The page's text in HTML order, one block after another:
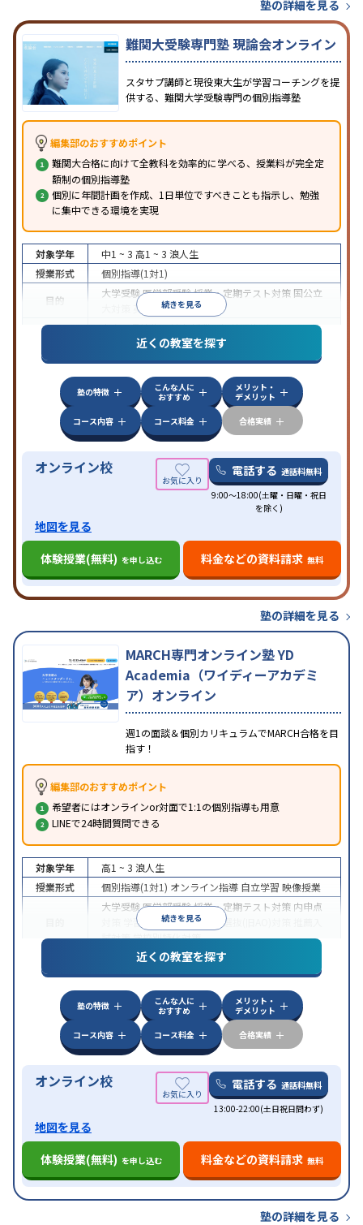
塾の詳細を見る
難関大受験専門塾 現論会オンライン
スタサプ講師と現役東大生が学習コーチングを提
供する、難関大学受験専門の個別指導塾
編集部のおすすめポイント
難関大合格に向けて全教科を効率的に学べる、授業料が完全定
額制の個別指導塾
個別に年間計画を作成、1日単位ですべきことも指示し、勉強
に集中できる環境を実現
続きを見る
対象学年 中1 ~ 3 高1 ~ 3 浪人生
授業形式
個別指導(1対1)
目的
大学受験医学部受験授業・定期テスト対策 国公立
英検(英語検定)対策
中高一貫校生に対応授業の振替可能オンライン対
自習室あり
近くの教室を探す
塾の特徴
こんな人に
おすすめ
メリット・
デメリット
コース内容
コース料金 合格実績
オンライン校 電話する 通話料無料
9:00～18:00(土曜・日曜・祝日
を除く)
地図を見る
体験授業(無料) を申し込む 料金などの資料請求 無料
塾の詳細を見る
MARCH専門オンライン塾 YD
Academia（ワイディーアカデミ
ア）オンライン
週1の面談＆個別カリキュラムでMARCH合格を目
指す！
編集部のおすすめポイント
希望者にはオンラインor対面で1:1の個別指導も用意
LINEで24時間質問できる
続きを見る
対象学年 高1 ~ 3 浪人生
授業形式
個別指導(1対1) オンライン指導 自立学習 映像授業
大学受験医学部受験授業・定期テスト対策 内申点
学習習慣の定着 総合型選抜(旧AO)対策
試対策学校別特化対策
特徴
中高一貫校生に対応授業の振替可能
学習にPC・タブレットを利用オンライン対応1
科目から受講可能
近くの教室を探す
塾の特徴
こんな人に
おすすめ
メリット・
デメリット
コース内容
コース料金 合格実績
オンライン校 電話する 通話料無料
13:00-22:00(土日祝日問わず)
地図を見る
体験授業(無料) を申し込む 料金などの資料請求 無料
塾の詳細を見る